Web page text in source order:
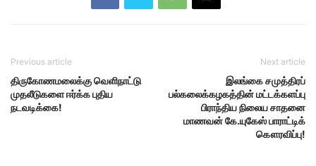
Previous article
திருகோணமலைக்கு வெளிநாட்டு
முதலீடுகளை ஈர்க்க புதிய
நடவடிக்கை!
Next article
இலங்கை சமுத்திரப்
பல்கலைக்கழகத்தின் மட்டக்களப்பு
பிராந்திய நிலைய சாதனை
மாணவன் கே.யுகேஸ் பாராட்டிக்
கௌரவிப்பு!